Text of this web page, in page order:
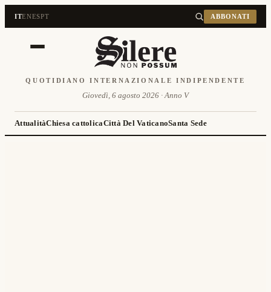
ITENESPT ABBONATI
QUOTIDIANO INTERNAZIONALE INDIPENDENTE
Giovedì, 6 agosto 2026 · Anno V
AttualitàChiesa cattolicaCittà Del VaticanoSanta Sede